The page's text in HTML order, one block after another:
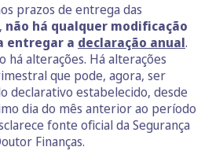
prazos de entrega das
não há qualquer modificação
entregar a declaração anual.
há alterações. Há alterações
que pode, agora, ser
declarativo estabelecido, desde
dia do mês anterior ao período
fonte oficial da Segurança
Finanças.